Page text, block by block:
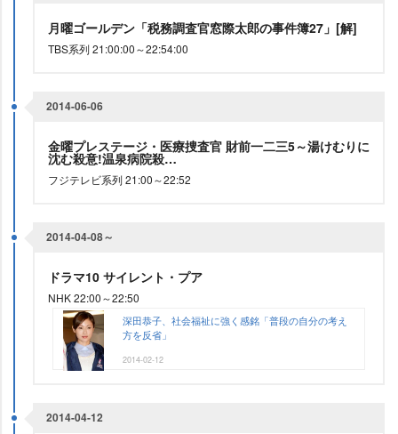
月曜ゴールデン「税務調査官窓際太郎の事件簿27」[解]
TBS系列 21:00:00～22:54:00
2014-06-06
金曜プレステージ・医療捜査官 財前一二三5～湯けむりに
沈む殺意!温泉病院殺…
フジテレビ系列 21:00～22:52
2014-04-08～
ドラマ10 サイレント・プア
NHK 22:00～22:50
深田恭子、社会福祉に強く感銘「普段の自分の考え
方を反省」
2014-02-12
2014-04-12